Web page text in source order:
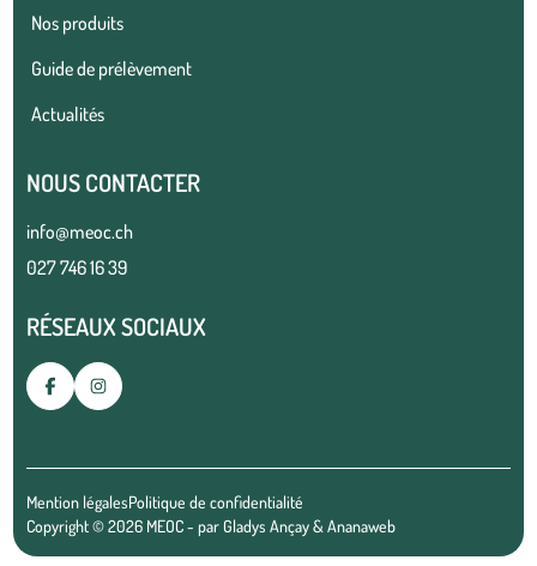
Nos produits
Guide de prélèvement
Actualités
NOUS CONTACTER
info@meoc.ch
027 746 16 39
RÉSEAUX SOCIAUX
Mention légalesPolitique de confidentialité
Copyright © 2026 MEOC - parGladys Ançay&Ananaweb